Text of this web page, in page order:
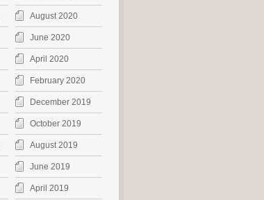
August 2020
June 2020
April 2020
February 2020
December 2019
October 2019
August 2019
June 2019
April 2019